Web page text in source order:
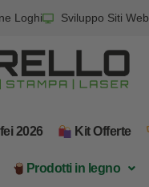
Loghi Sviluppo Siti Web
2026 ​ Kit Offerte
​Prodotti in legno